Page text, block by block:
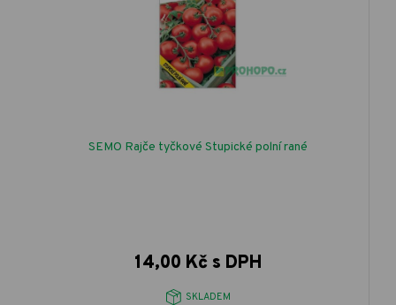
SEMO Rajče tyčkové Stupické polní rané
14,00 Kč s DPH
SKLADEM